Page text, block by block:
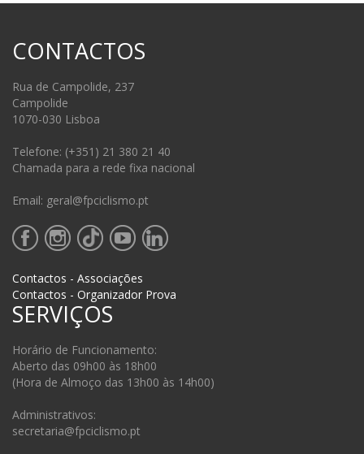
CONTACTOS
Rua de Campolide, 237
Campolide
1070-030 Lisboa
Telefone: (+351) 21 380 21 40
Chamada para a rede fixa nacional
Email: geral@fpciclismo.pt
Contactos - Associações
Contactos - Organizador Prova
SERVIÇOS
Horário de Funcionamento:
Aberto das 09h00 às 18h00
(Hora de Almoço das 13h00 às 14h00)
Administrativos:
secretaria@fpciclismo.pt